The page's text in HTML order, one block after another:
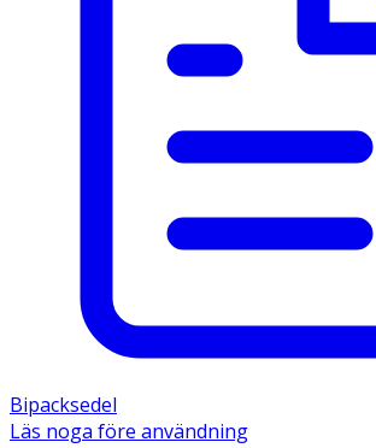
Bipacksedel
Läs noga före användning